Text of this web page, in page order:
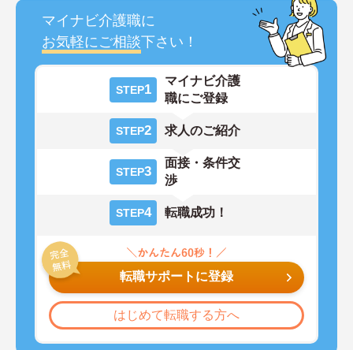
マイナビ介護職に
お気軽にご相談下さい！
STEP1
マイナビ介護
職にご登録
STEP2 求人のご紹介
STEP3
面接・条件交
渉
STEP4 転職成功！
転職サポートに登録
はじめて転職する方へ